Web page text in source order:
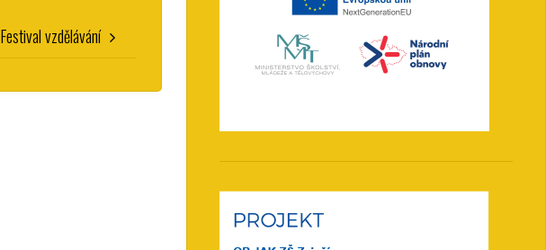
Festival vzdělávání